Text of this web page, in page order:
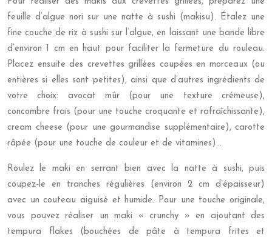
feuille d’algue nori sur une natte à sushi (makisu). Étalez une
fine couche de riz à sushi sur l’algue, en laissant une bande libre
d’environ 1 cm en haut pour faciliter la fermeture du rouleau.
Placez ensuite des crevettes grillées coupées en morceaux (ou
entières si elles sont petites), ainsi que d’autres ingrédients de
votre choix: avocat mûr (pour une texture crémeuse),
concombre frais (pour une touche croquante et rafraîchissante),
cream cheese (pour une gourmandise supplémentaire), carotte
râpée (pour une touche de couleur et de vitamines)…
Roulez le maki en serrant bien avec la natte à sushi, puis
coupez-le en tranches régulières (environ 2 cm d’épaisseur)
avec un couteau aiguisé et humide. Pour une touche originale,
vous pouvez réaliser un maki « crunchy » en ajoutant des
tempura flakes (bouchées de pâte à tempura frites et